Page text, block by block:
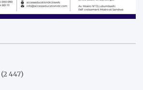
(2 447)